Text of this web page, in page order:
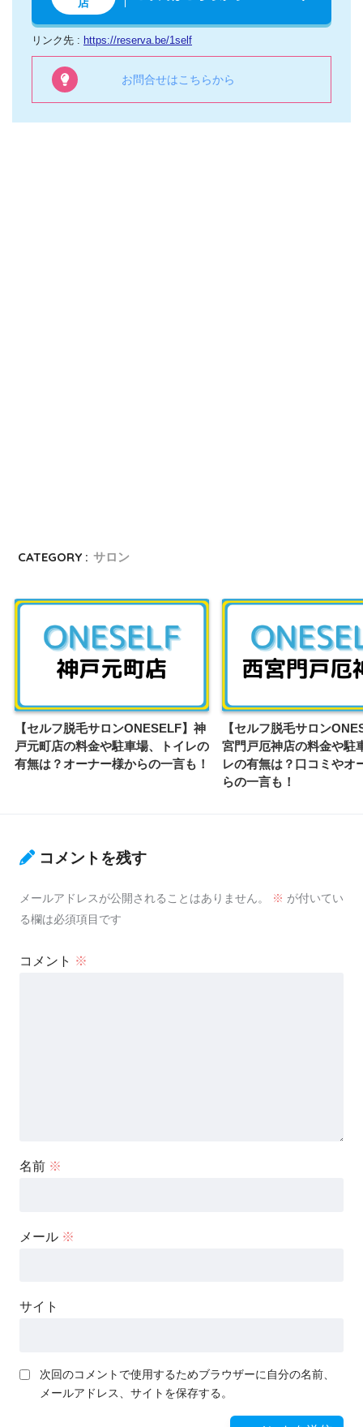
店
リンク先 : https://reserva.be/1self
お問合せはこちらから
CATEGORY : サロン
【セルフ脱毛サロンONESELF】神
戸元町店の料金や駐車場、トイレの
有無は？オーナー様からの一言も！
【セルフ脱毛サロン
宮門戸厄神店の料金や駐
レの有無は？口コミやオ
らの一言も！
コメントを残す
メールアドレスが公開されることはありません。 ※ が付いてい
る欄は必須項目です
コメント ※
名前 ※
メール ※
サイト
次回のコメントで使用するためブラウザーに自分の名前、
メールアドレス、サイトを保存する。